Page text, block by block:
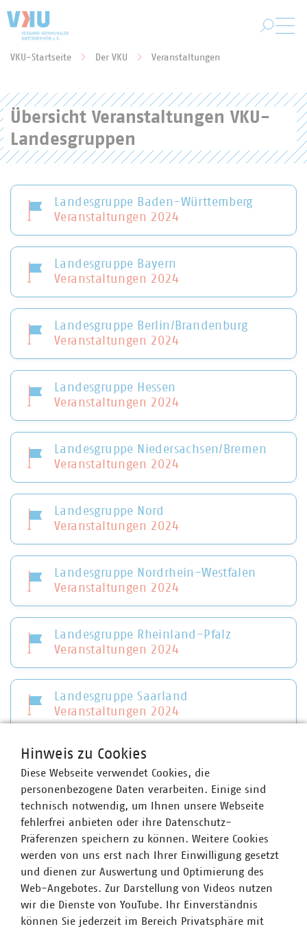
VKU-Startseite Der VKU Veranstaltungen
Übersicht Veranstaltungen VKU-
Landesgruppen
Landesgruppe Baden-Württemberg
Veranstaltungen 2024
Landesgruppe Bayern
Veranstaltungen 2024
Landesgruppe Berlin/Brandenburg
Veranstaltungen 2024
Landesgruppe Hessen
Veranstaltungen 2024
Landesgruppe Niedersachsen/Bremen
Veranstaltungen 2024
Landesgruppe Nord
Veranstaltungen 2024
Landesgruppe Nordrhein-Westfalen
Veranstaltungen 2024
Landesgruppe Rheinland-Pfalz
Veranstaltungen 2024
Landesgruppe Saarland
Veranstaltungen 2024
Landesgruppe Sachsen
Veranstaltungen 2024
Landesgruppe Sachsen-Anhalt
Veranstaltungen 2024
Landesgruppe Thüringen
Veranstaltungen 2024
Hinweis zu Cookies
Diese Webseite verwendet Cookies, die
personenbezogene Daten verarbeiten. Einige sind
technisch notwendig, um Ihnen unsere Webseite
fehlerfrei anbieten oder ihre Datenschutz-
Präferenzen speichern zu können. Weitere Cookies
werden von uns erst nach Ihrer Einwilligung gesetzt
und dienen zur Auswertung und Optimierung des
Web-Angebotes. Zur Darstellung von Videos nutzen
wir die Dienste von YouTube. Ihr Einverständnis
können Sie jederzeit im Bereich Privatsphäre mit